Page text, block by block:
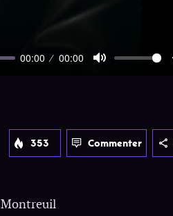
00:00 00:00
353 Commenter